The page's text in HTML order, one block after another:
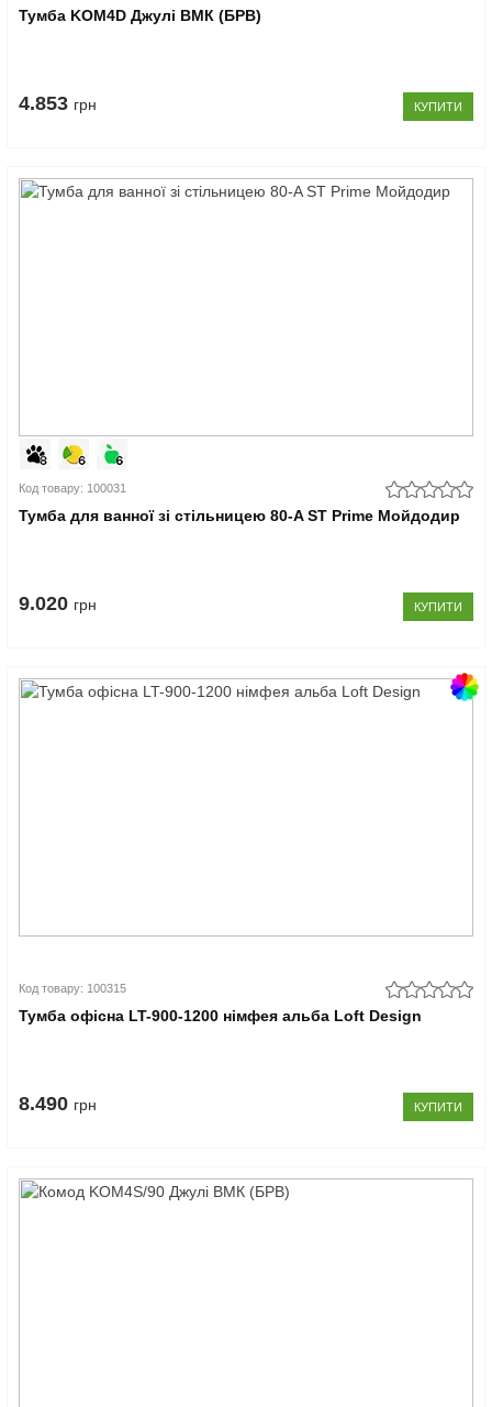
Тумба KOM4D Джулі ВМК (БРВ)
4.853 грн КУПИТИ
Код товару: 100031
Тумба для ванної зі стільницею 80-A ST Prime Мойдодир
9.020 грн КУПИТИ
Код товару: 100315
Тумба офісна LT-900-1200 німфея альба Loft Design
8.490 грн КУПИТИ